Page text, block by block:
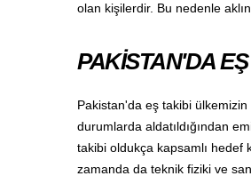
olan kişilerdir. Bu nedenle
PAKİSTAN'DA
Pakistan'da eş takibi ülkemizin
durumlarda aldatıldığından
takibi oldukça kapsamlı hedef
zamanda da teknik fiziki ve